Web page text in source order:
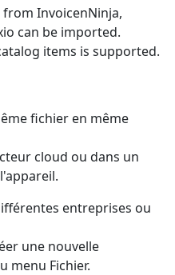
InvoicenNinja,
can be imported.
items is supported.
fichier en même
cloud ou dans un
entreprises ou
une nouvelle
menu Fichier.